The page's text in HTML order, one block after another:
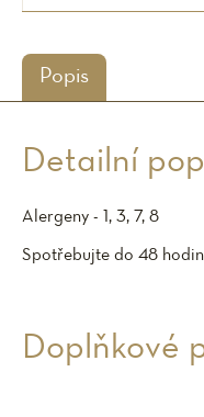
Popis
Detailní
Alergeny - 1, 3, 7, 8
Spotřebujte do 48
Doplňkové